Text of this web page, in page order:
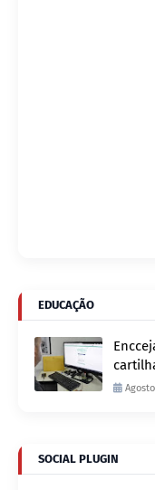
EDUCAÇÃO
SOCIAL PLUGIN